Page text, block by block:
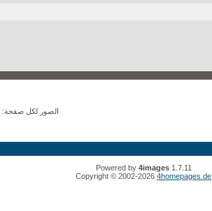
الصور لكل صفحة:
Powered by 4images1.7.11
Copyright © 2002-2026 4homepages.de